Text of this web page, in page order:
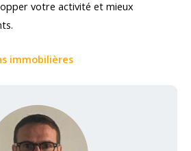
votre activité et mieux
immobilières